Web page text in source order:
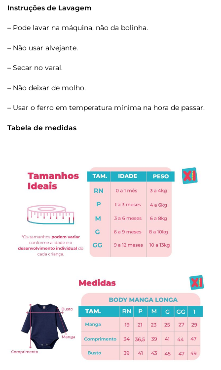
Instruções de Lavagem
– Pode lavar na máquina, não da bolinha.
– Não usar alvejante.
– Secar no varal.
– Não deixar de molho.
– Usar o ferro em temperatura mínima na hora de passar.
Tabela de medidas